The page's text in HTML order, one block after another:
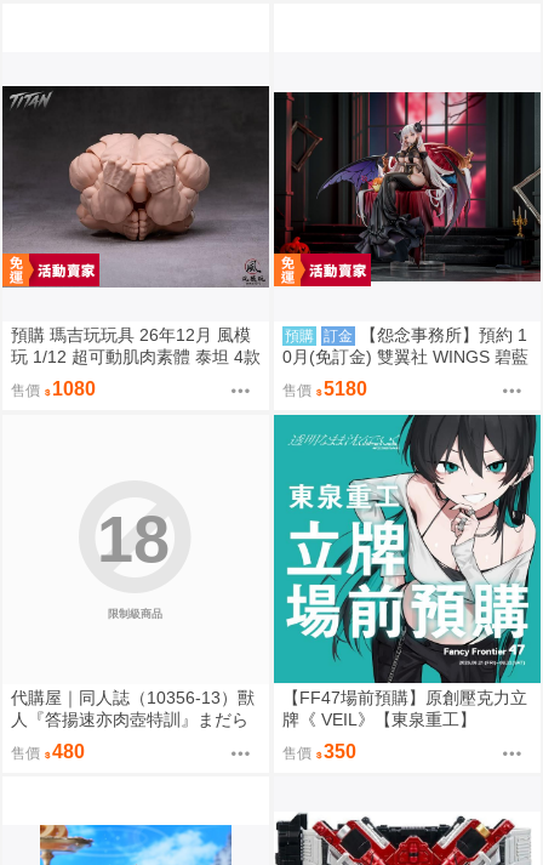
預購 瑪吉玩玩具 26年12月 風模
玩 1/12 超可動肌肉素體 泰坦 4款
膚色 0828
售價 1080
預購 訂金
【怨念事務所】預約 1
0月(免訂金) 雙翼社 WINGS 碧藍
航線 阿爾比恩 銀月下的夜之眷屬
1/7 0927
售價 5180
限制級商品
18
代購屋｜同人誌（10356-13）獸
人『答揚速亦肉壺特訓』まだら
模様 まんだら亭
售價 480
【FF47場前預購】原創壓克力立
牌《 VEIL》【東泉重工】
售價 350